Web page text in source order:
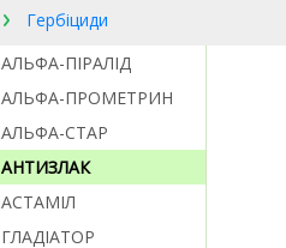
Гербіциди
АЛЬФА-ПІРАЛІД
АЛЬФА-ПРОМЕТРИН
АЛЬФА-СТАР
АНТИЗЛАК
АСТАМІЛ
ГЛАДІАТОР